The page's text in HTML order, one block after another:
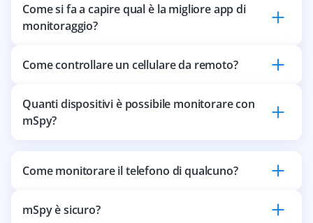
Come si fa a capire qual è la migliore app di
monitoraggio?
Come controllare un cellulare da remoto?
Quanti dispositivi è possibile monitorare con
mSpy?
Come monitorare il telefono di qualcuno?
mSpy è sicuro?